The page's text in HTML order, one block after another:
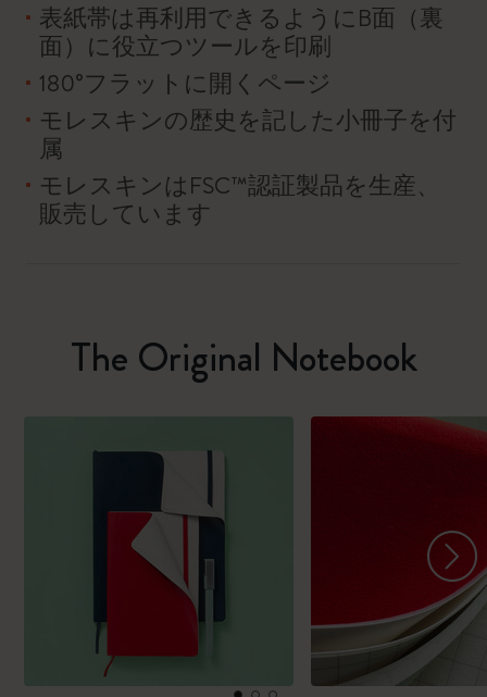
表紙帯は再利用できるようにB面（裏
面）に役立つツールを印刷
180°フラットに開くページ
モレスキンの歴史を記した小冊子を付
属
モレスキンはFSC™認証製品を生産、
販売しています
The Original Notebook